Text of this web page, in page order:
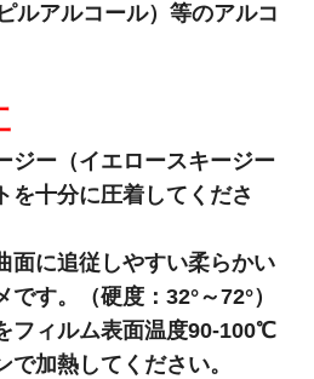
ルアルコール）等のアルコ
ジー（イエロースキージー
を十分に圧着してくださ
面に追従しやすい柔らかい
す。（硬度：32°～72°）
フィルム表面温度90-100℃
加熱してください。